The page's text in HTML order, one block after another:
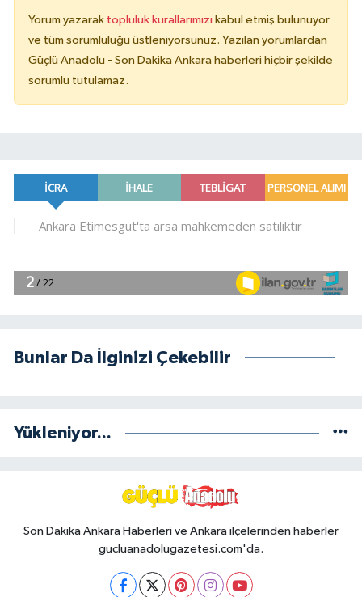
Yorum yazarak topluluk kurallarımızı kabul etmiş bulunuyor
ve tüm sorumluluğu üstleniyorsunuz. Yazılan yorumlardan
Güçlü Anadolu - Son Dakika Ankara haberleri hiçbir şekilde
sorumlu tutulamaz.
Bunlar Da İlginizi Çekebilir
Yükleniyor...
Son Dakika Ankara Haberleri ve Ankara ilçelerinden haberler
gucluanadolugazetesi.com'da.